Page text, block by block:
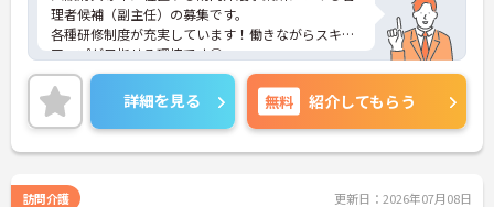
理者候補（副主任）の募集です。
各種研修制度が充実しています！働きながらスキル
アップが目指せる環境です◎
残業は月平均10時間程度です。ワークライフバラン
スを保ちながらご勤務いただけます☆
ご興味のある方には、面接対策ポイントなど、さら
に詳細をお話しいたしますのでお気軽にご相談くだ
さい！
詳細を見る 無料 紹介してもらう
訪問介護 更新日：2026年07月08日